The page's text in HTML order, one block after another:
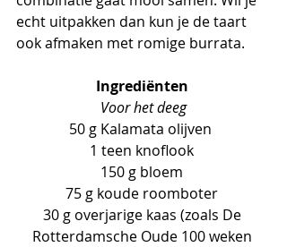
echt uitpakken dan kun je de taart
ook afmaken met romige burrata.
Ingrediënten
Voor het deeg
50 g Kalamata olijven
1 teen knoflook
150 g bloem
75 g koude roomboter
30 g overjarige kaas (zoals De
Rotterdamsche Oude 100 weken